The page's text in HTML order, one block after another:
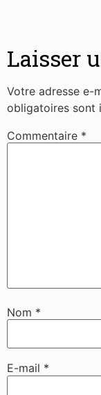
Laisser
Votre adresse e-
obligatoires sont
Commentaire *
Nom *
E-mail *